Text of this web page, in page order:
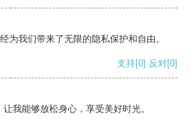
为我们带来了无限的隐私保护和自由。
支持[0] 反对[0]
我能够放松身心，享受美好时光。